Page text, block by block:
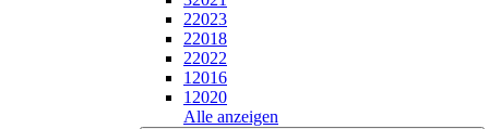
22023
22018
22022
1 2016
1 2020
Alle anzeigen